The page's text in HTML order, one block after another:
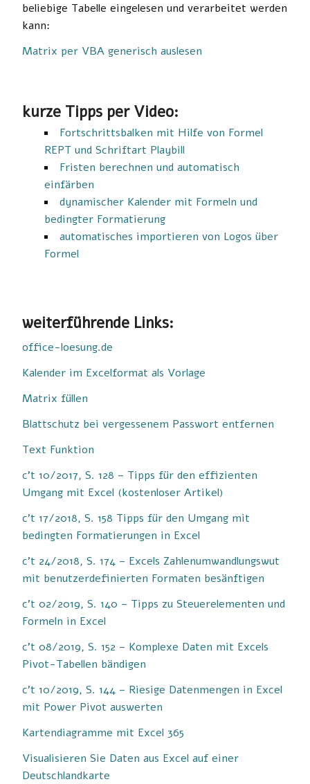
beliebige Tabelle eingelesen und verarbeitet werden
kann:
Matrix per VBA generisch auslesen
kurze Tipps per Video:
Fortschrittsbalken mit Hilfe von Formel
REPT und Schriftart Playbill
Fristen berechnen und automatisch
einfärben
dynamischer Kalender mit Formeln und
bedingter Formatierung
automatisches importieren von Logos über
Formel
weiterführende Links:
office-loesung.de
Kalender im Excelformat als Vorlage
Matrix füllen
Blattschutz bei vergessenem Passwort entfernen
Text Funktion
c’t 10/2017, S. 128 – Tipps für den effizienten
Umgang mit Excel (kostenloser Artikel)
c’t 17/2018, S. 158 Tipps für den Umgang mit
bedingten Formatierungen in Excel
c’t 24/2018, S. 174 – Excels Zahlenumwandlungswut
mit benutzerdefinierten Formaten besänftigen
c’t 02/2019, S. 140 – Tipps zu Steuerelementen und
Formeln in Excel
c’t 08/2019, S. 152 – Komplexe Daten mit Excels
Pivot-Tabellen bändigen
c’t 10/2019, S. 144 – Riesige Datenmengen in Excel
mit Power Pivot auswerten
Kartendiagramme mit Excel 365
Visualisieren Sie Daten aus Excel auf einer
Deutschlandkarte